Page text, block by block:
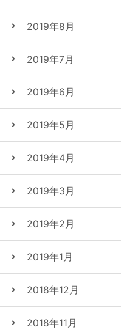
2019年8月
2019年7月
2019年6月
2019年5月
2019年4月
2019年3月
2019年2月
2019年1月
2018年12月
2018年11月